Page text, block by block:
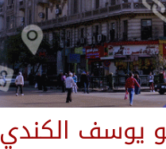
يوسف الكندي